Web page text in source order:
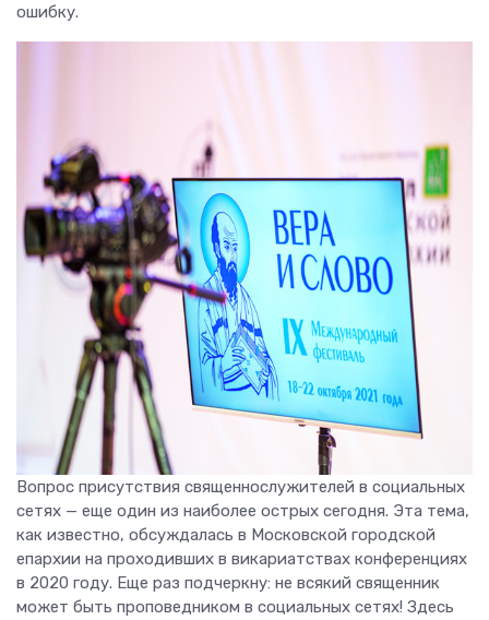
ошибку.
Вопрос присутствия священнослужителей в социальных
сетях — еще один из наиболее острых сегодня. Эта тема,
как известно, обсуждалась в Московской городской
епархии на проходивших в викариатствах конференциях
в 2020 году. Еще раз подчеркну: не всякий священник
может быть проповедником в социальных сетях! Здесь